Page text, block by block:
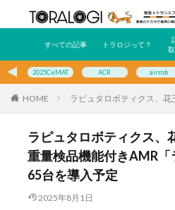
すべての記事 トラロジって？
2025CeMAT ACR airrob
HOME ラピュタロボティクス、
ラピュタロボティクス、
重量検品機能付きAMR「
65台を導入予定
2025年8月1日